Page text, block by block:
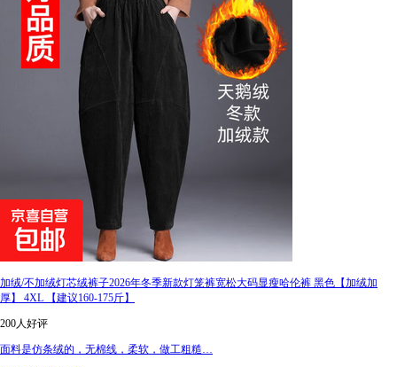
加绒/不加绒灯芯绒裤子2026年冬季新款灯笼裤宽松大码显瘦哈伦裤 黑色【加绒加
厚】 4XL 【建议160-175斤】
200人好评
面料是仿条绒的，无棉线，柔软，做工粗糙…